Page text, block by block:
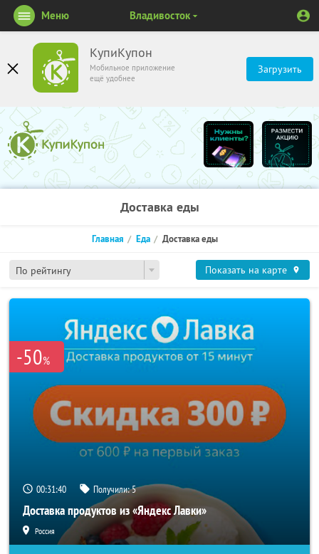
КупиКупон
Мобильное приложение
ещё удобнее
Загрузить
Меню Владивосток
Доставка еды
По рейтингу
Главная Еда Доставка еды
Показать на карте
-50%
00:31:40 Получили:5
Доставка продуктов из «Яндекс Лавки»
Россия